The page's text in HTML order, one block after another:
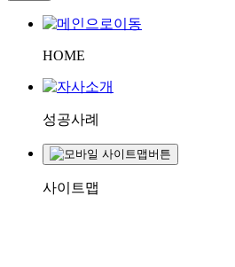
HOME
성공사례
사이트맵